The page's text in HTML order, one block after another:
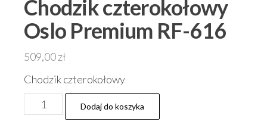
Chodzik czterokołowy
Oslo Premium RF-616
509,00zł
Chodzik czterokołowy
ilość
Chodzik
Dodaj do koszyka